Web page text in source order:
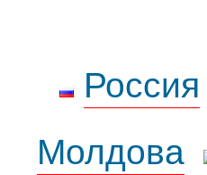
Россия
Молдова